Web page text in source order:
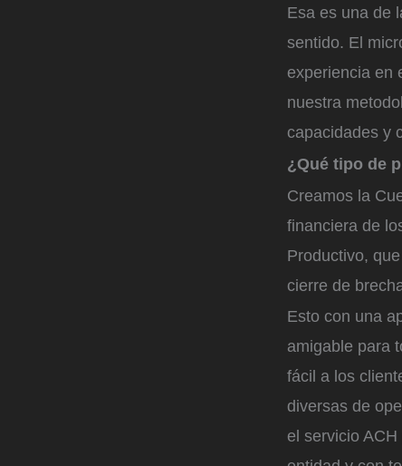
Esa es una de
sentido. El
experiencia en
nuestra
capacidades y
¿Qué tipo de
Creamos la
financiera de
Productivo,
cierre de
Esto con una
amigable para
fácil a los
diversas de
el servicio